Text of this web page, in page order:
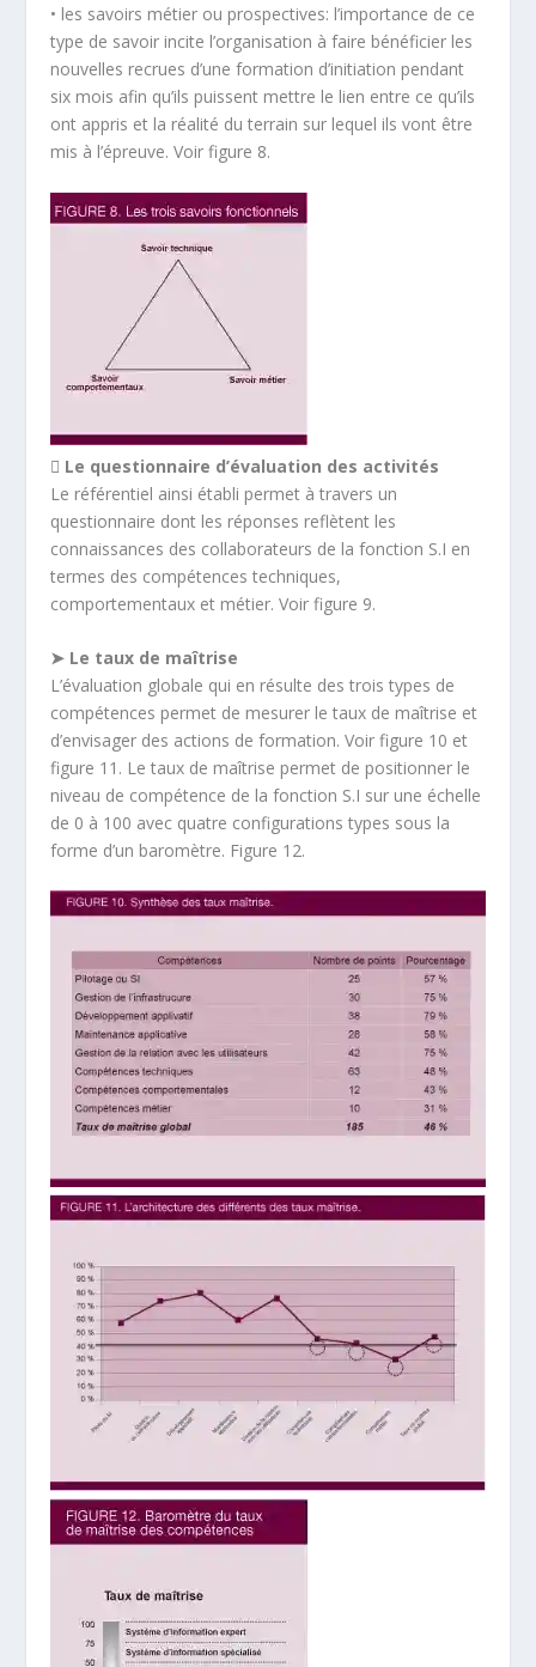
• les savoirs métier ou prospectives: l’importance de ce
type de savoir incite l’organisation à faire bénéficier les
nouvelles recrues d’une formation d’initiation pendant
six mois afin qu’ils puissent mettre le lien entre ce qu’ils
ont appris et la réalité du terrain sur lequel ils vont être
mis à l’épreuve. Voir figure 8.
 Le questionnaire d’évaluation des activités
Le référentiel ainsi établi permet à travers un
questionnaire dont les réponses reflètent les
connaissances des collaborateurs de la fonction S.I en
termes des compétences techniques,
comportementaux et métier. Voir figure 9.
➤ Le taux de maîtrise
L’évaluation globale qui en résulte des trois types de
compétences permet de mesurer le taux de maîtrise et
d’envisager des actions de formation. Voir figure 10 et
figure 11. Le taux de maîtrise permet de positionner le
niveau de compétence de la fonction S.I sur une échelle
de 0 à 100 avec quatre configurations types sous la
forme d’un baromètre. Figure 12.